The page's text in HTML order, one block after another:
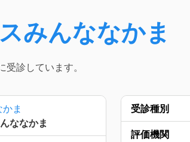
みんななかま
受診しています。
ま
ななかま
受診種別
評価機関